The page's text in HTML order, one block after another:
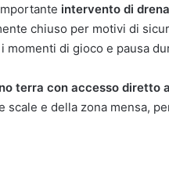
intervento di
chiuso per motivi di
di gioco e pausa
terra con accesso diretto
e della zona mensa,